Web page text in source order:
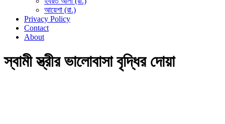
আয়েশা (রা.)
Privacy Policy
Contact
About
স্বামী স্ত্রীর ভালোবাসা বৃদ্ধির দোয়া